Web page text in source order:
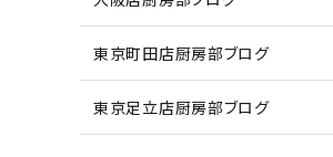
東京町田店厨房部ブログ
東京足立店厨房部ブログ